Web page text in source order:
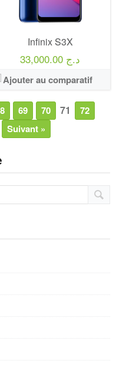
Infinix S3X
33,000.00 د.ج
Ajouter au comparatif
69 70 71
72
Suivant »